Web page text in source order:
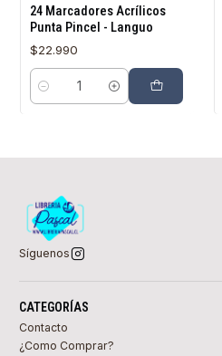
24 Marcadores Acrílicos
Punta Pincel - Languo
$22.990
Cantidad
Síguenos
CATEGORÍAS
Contacto
¿Como Comprar?